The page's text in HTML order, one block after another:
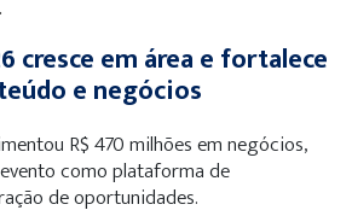
cresce em área e fortalece
e negócios
R$ 470 milhões em negócios,
como plataforma de
de oportunidades.